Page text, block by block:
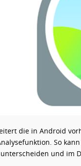
die in Android
So
und im